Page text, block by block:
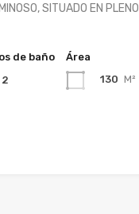
SITUADO EN PLENO
de baño
2
Área
130 M²